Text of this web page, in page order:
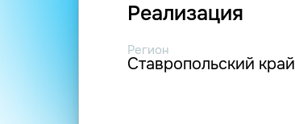
Реализация
Регион
Ставропольский край